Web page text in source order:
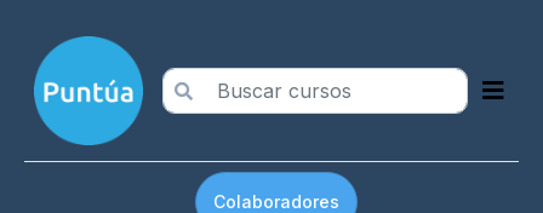
Colaboradores